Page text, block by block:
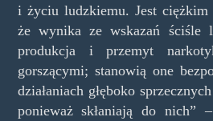
i życiu ludzkiemu. Jest ciężkim
że wynika ze wskazań ściśle
produkcja i przemyt
gorszącymi; stanowią one
działaniach głęboko
ponieważ skłaniają do nich”